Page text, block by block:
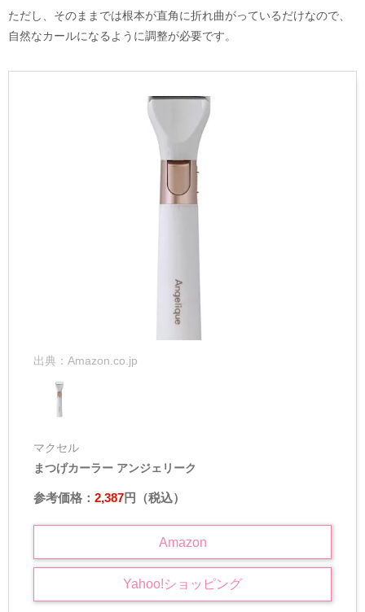
ただし、そのままでは根本が直角に折れ曲がっているだけなので、
自然なカールになるように調整が必要です。
出典： Amazon.co.jp
マクセル
まつげカーラー アンジェリーク
参考価格： 2,387円（税込）
Amazon
Yahoo!ショッピング